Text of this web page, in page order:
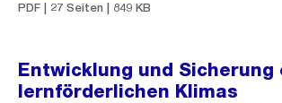
PDF | 27 Seiten | 849 KB
Entwicklung und Sicherung
lernförderlichen Klimas